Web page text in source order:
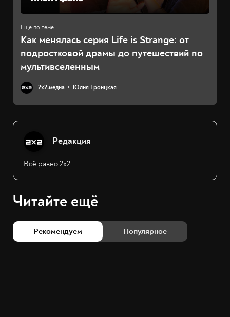
Как менялась серия Life is Strange: от
подростковой драмы до путешествий по
мультивселенным
2х2.медиа Юлия Троицкая
Редакция
Всё равно 2х2
Читайте ещё
Рекомендуем Популярное